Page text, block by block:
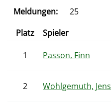
Meldungen:
25
Platz
Spieler
1 Passon, Finn
2 Wohlgemuth, Jens